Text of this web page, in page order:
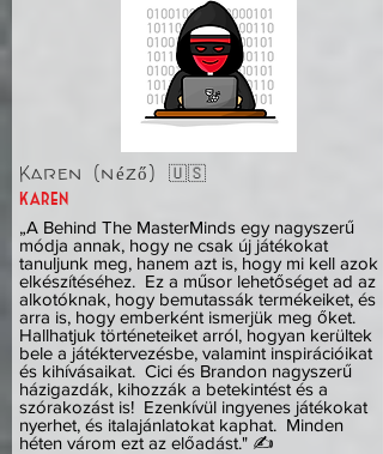
Karen (néző) 🇺🇸
karen
„A Behind The MasterMinds egy nagyszerű
módja annak, hogy ne csak új játékokat
tanuljunk meg, hanem azt is, hogy mi kell azok
elkészítéséhez. Ez a műsor lehetőséget ad az
alkotóknak, hogy bemutassák termékeiket, és
arra is, hogy emberként ismerjük meg őket.
Hallhatjuk történeteiket arról, hogyan kerültek
bele a játéktervezésbe, valamint inspirációikat
és kihívásaikat. Cici és Brandon nagyszerű
házigazdák, kihozzák a betekintést és a
szórakozást is! Ezenkívül ingyenes játékokat
nyerhet, és italajánlatokat kaphat. Minden
héten várom ezt az előadást." ✍️